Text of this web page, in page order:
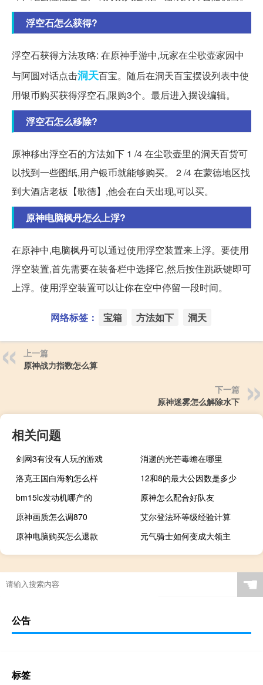
浮空石怎么获得?
浮空石获得方法攻略: 在原神手游中,玩家在尘歌壶家园中
与阿圆对话点击洞天百宝。随后在洞天百宝摆设列表中使
用银币购买获得浮空石,限购3个。最后进入摆设编辑。
浮空石怎么移除?
原神移出浮空石的方法如下 1 /4 在尘歌壶里的洞天百货可
以找到一些图纸,用户银币就能够购买。 2 /4 在蒙德地区找
到大酒店老板【歌德】,他会在白天出现,可以买。
原神电脑枫丹怎么上浮?
在原神中,电脑枫丹可以通过使用浮空装置来上浮。要使用
浮空装置,首先需要在装备栏中选择它,然后按住跳跃键即可
上浮。使用浮空装置可以让你在空中停留一段时间。
网络标签： 宝箱 方法如下 洞天
上一篇
原神战力指数怎么算
下一篇
原神迷雾怎么解除水下
相关问题
剑网3有没有人玩的游戏
消逝的光芒毒蟾在哪里
洛克王国白海豹怎么样
12和8的最大公因数是多少
bm15lc发动机哪产的
原神怎么配合好队友
原神画质怎么调870
艾尔登法环等级经验计算
原神电脑购买怎么退款
元气骑士如何变成大领主
☚
公告
标签